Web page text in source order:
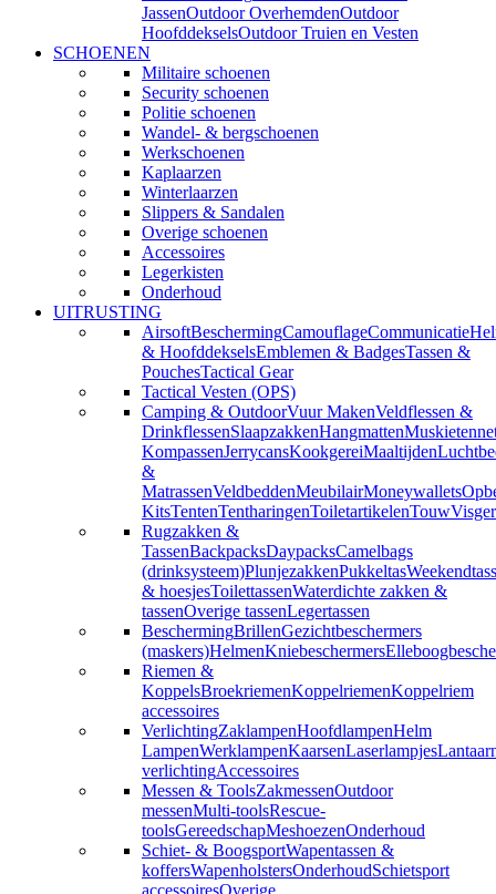
JassenOutdoor OverhemdenOutdoor
HoofddekselsOutdoor Truien en Vesten
SCHOENEN
Militaire schoenen
Security schoenen
Politie schoenen
Wandel- & bergschoenen
Werkschoenen
Kaplaarzen
Winterlaarzen
Slippers & Sandalen
Overige schoenen
Accessoires
Legerkisten
Onderhoud
UITRUSTING
AirsoftBeschermingCamouflageCommunicatie
& HoofddekselsEmblemen & BadgesTassen &
PouchesTactical Gear
Tactical Vesten (OPS)
Camping & OutdoorVuur MakenVeldflessen &
DrinkflessenSlaapzakkenHangmatten
KompassenJerrycansKookgereiMaaltijden
&
MatrassenVeldbeddenMeubilairMoneywallets
KitsTentenTentharingenToiletartikelenTouw
Rugzakken &
TassenBackpacksDaypacksCamelbags
(drinksysteem)PlunjezakkenPukkeltas
& hoesjesToilettassenWaterdichte zakken &
tassenOverige tassenLegertassen
BeschermingBrillenGezichtbeschermers
(maskers)HelmenKniebeschermers
Riemen &
KoppelsBroekriemenKoppelriemenKoppelriem
accessoires
VerlichtingZaklampenHoofdlampenHelm
LampenWerklampenKaarsenLaserlampjes
verlichtingAccessoires
Messen & ToolsZakmessenOutdoor
messenMulti-toolsRescue-
toolsGereedschapMeshoezenOnderhoud
Schiet- & BoogsportWapentassen &
koffersWapenholstersOnderhoudSchietsport
accessoiresOverige